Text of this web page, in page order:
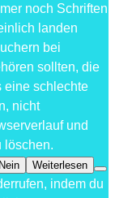
noch Schriften
landen
bei
sollten, die
eine schlechte
nicht
und
löschen.
Nein Weiterlesen
indem du